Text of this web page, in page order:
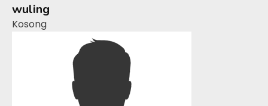
wuling
Kosong